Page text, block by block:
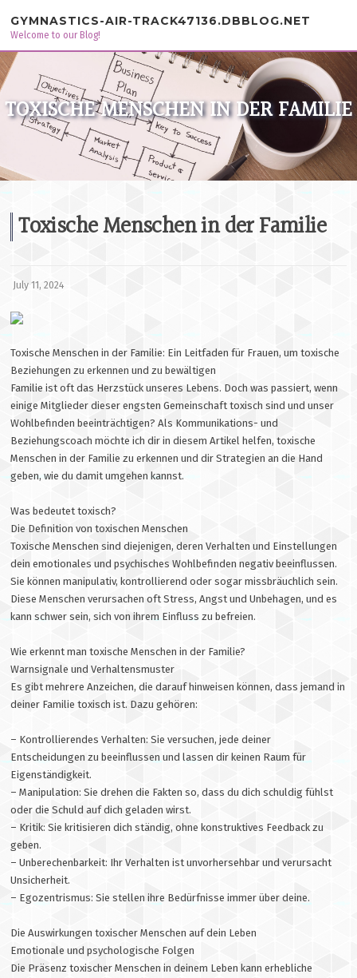
GYMNASTICS-AIR-TRACK47136.DBBLOG.NET
Welcome to our Blog!
TOXISCHE MENSCHEN IN DER FAMILIE
Toxische Menschen in der Familie
July 11, 2024
Toxische Menschen in der Familie: Ein Leitfaden für Frauen, um toxische
Beziehungen zu erkennen und zu bewältigen
Familie ist oft das Herzstück unseres Lebens. Doch was passiert, wenn
einige Mitglieder dieser engsten Gemeinschaft toxisch sind und unser
Wohlbefinden beeinträchtigen? Als Kommunikations- und
Beziehungscoach möchte ich dir in diesem Artikel helfen, toxische
Menschen in der Familie zu erkennen und dir Strategien an die Hand
geben, wie du damit umgehen kannst.
Was bedeutet toxisch?
Die Definition von toxischen Menschen
Toxische Menschen sind diejenigen, deren Verhalten und Einstellungen
dein emotionales und psychisches Wohlbefinden negativ beeinflussen.
Sie können manipulativ, kontrollierend oder sogar missbräuchlich sein.
Diese Menschen verursachen oft Stress, Angst und Unbehagen, und es
kann schwer sein, sich von ihrem Einfluss zu befreien.
Wie erkennt man toxische Menschen in der Familie?
Warnsignale und Verhaltensmuster
Es gibt mehrere Anzeichen, die darauf hinweisen können, dass jemand in
deiner Familie toxisch ist. Dazu gehören:
– Kontrollierendes Verhalten: Sie versuchen, jede deiner
Entscheidungen zu beeinflussen und lassen dir keinen Raum für
Eigenständigkeit.
– Manipulation: Sie drehen die Fakten so, dass du dich schuldig fühlst
oder die Schuld auf dich geladen wirst.
– Kritik: Sie kritisieren dich ständig, ohne konstruktives Feedback zu
geben.
– Unberechenbarkeit: Ihr Verhalten ist unvorhersehbar und verursacht
Unsicherheit.
– Egozentrismus: Sie stellen ihre Bedürfnisse immer über deine.
Die Auswirkungen toxischer Menschen auf dein Leben
Emotionale und psychologische Folgen
Die Präsenz toxischer Menschen in deinem Leben kann erhebliche